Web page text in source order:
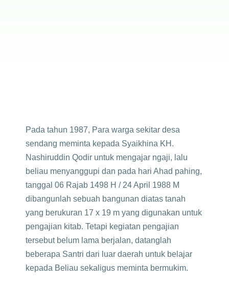
Pada tahun 1987, Para warga sekitar desa
sendang meminta kepada Syaikhina KH.
Nashiruddin Qodir untuk mengajar ngaji, lalu
beliau menyanggupi dan pada hari Ahad pahing,
tanggal 06 Rajab 1498 H / 24 April 1988 M
dibangunlah sebuah bangunan diatas tanah
yang berukuran 17 x 19 m yang digunakan untuk
pengajian kitab. Tetapi kegiatan pengajian
tersebut belum lama berjalan, datanglah
beberapa Santri dari luar daerah untuk belajar
kepada Beliau sekaligus meminta bermukim.